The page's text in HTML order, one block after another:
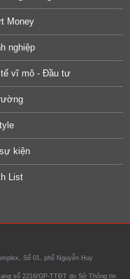
Money
nghiệp
tế vĩ mô - Đầu tư
kiện
List
Số 01, phố Nguyễn Huy
số 2216/GP-TTĐT do Sở Thông tin